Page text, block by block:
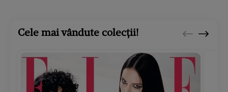
Cele mai vândute colecții!